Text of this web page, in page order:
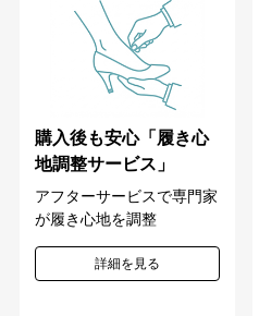
購入後も安心「履き心
地調整サービス」
アフターサービスで専門家
が履き心地を調整
詳細を見る